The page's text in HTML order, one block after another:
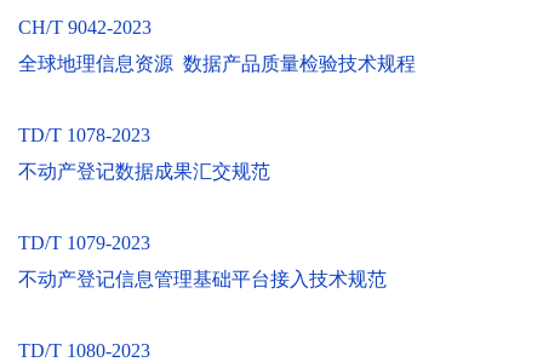
CH/T 9042-2023
全球地理信息资源 数据产品质量检验技术规程
TD/T 1078-2023
不动产登记数据成果汇交规范
TD/T 1079-2023
不动产登记信息管理基础平台接入技术规范
TD/T 1080-2023